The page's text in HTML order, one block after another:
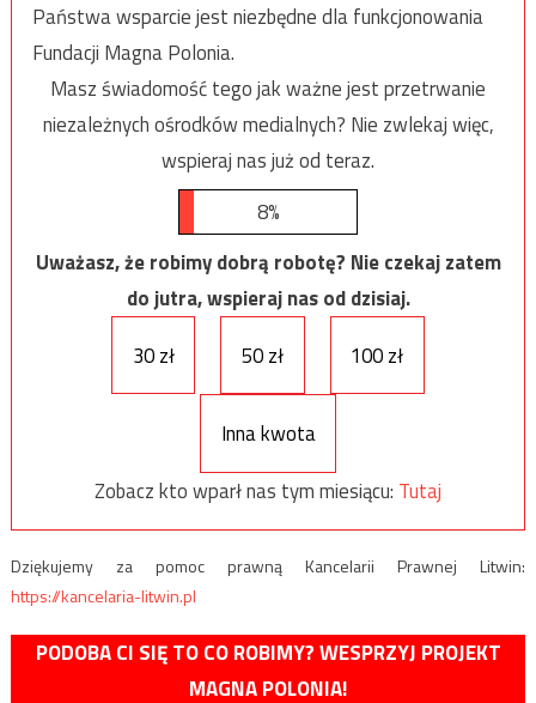
Państwa wsparcie jest niezbędne dla funkcjonowania
Fundacji Magna Polonia.
Masz świadomość tego jak ważne jest przetrwanie
niezależnych ośrodków medialnych? Nie zwlekaj więc,
wspieraj nas już od teraz.
8%
Uważasz, że robimy dobrą robotę? Nie czekaj zatem
do jutra, wspieraj nas od dzisiaj.
30 zł
50 zł 100 zł
Inna kwota
Zobacz kto wparł nas tym miesiącu: Tutaj
Dziękujemy za pomoc prawną Kancelarii Prawnej Litwin:
https://kancelaria-litwin.pl
PODOBA CI SIĘ TO CO ROBIMY? WESPRZYJ PROJEKT
MAGNA POLONIA!